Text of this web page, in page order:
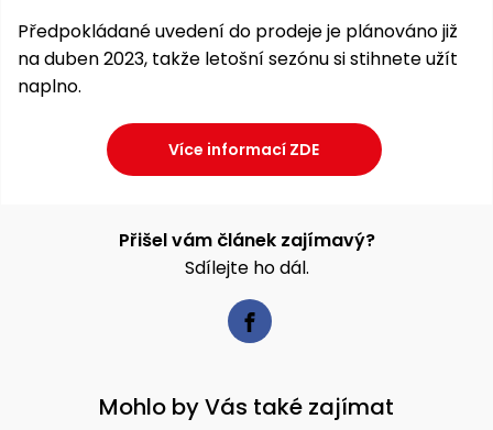
Předpokládané uvedení do prodeje je plánováno již
na duben 2023, takže letošní sezónu si stihnete užít
naplno.
Více informací ZDE
Přišel vám článek zajímavý?
Sdílejte ho dál.
Mohlo by Vás také zajímat